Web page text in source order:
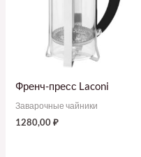
Френч-пресс Laconi
Заварочные чайники
1280,00₽